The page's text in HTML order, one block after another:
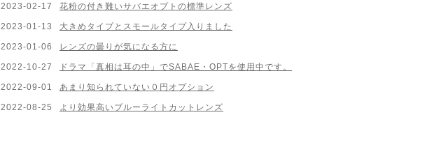
2023-02-17 花粉の付き難いサバエオプトの標準レンズ
2023-01-13 大きめタイプとスモールタイプ入りました
2023-01-06 レンズの曇りが気になる方に
2022-10-27 ドラマ「真相は耳の中」でSABAE・OPTを使用中です。
2022-09-01 あまり知られていない０円オプション
2022-08-25 より効果高いブルーライトカットレンズ